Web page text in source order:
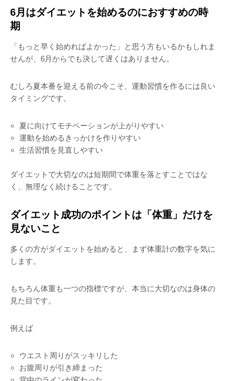
6月はダイエットを始めるのにおすすめの時
期
「もっと早く始めればよかった」と思う方もいるかもしれま
せんが、6月からでも決して遅くはありません。
むしろ夏本番を迎える前の今こそ、運動習慣を作るには良い
タイミングです。
夏に向けてモチベーションが上がりやすい
運動を始めるきっかけを作りやすい
生活習慣を見直しやすい
ダイエットで大切なのは短期間で体重を落とすことではな
く、無理なく続けることです。
ダイエット成功のポイントは「体重」だけを
見ないこと
多くの方がダイエットを始めると、まず体重計の数字を気に
します。
もちろん体重も一つの指標ですが、本当に大切なのは身体の
見た目です。
例えば
ウエスト周りがスッキリした
お腹周りが引き締まった